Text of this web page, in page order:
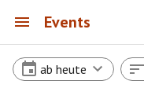
Events
ab heute